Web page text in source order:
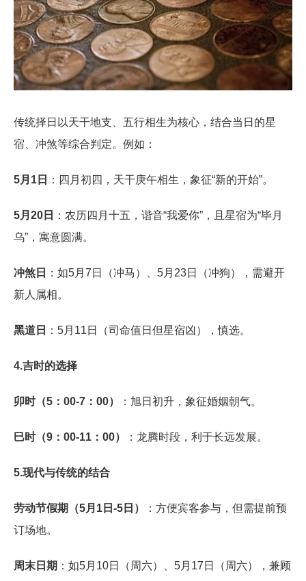
传统择日以天干地支、五行相生为核心，结合当日的星
宿、冲煞等综合判定。例如：
5月1日 ：四月初四，天干庚午相生，象征“新的开始”。
5月20日
：农历四月十五，谐音“我爱你”，且星宿为“毕月
乌”，寓意圆满。
冲煞日
：如5月7日（冲马）、5月23日（冲狗），需避开
新人属相。
黑道日 ：5月11日（司命值日但星宿凶），慎选。
4.吉时的选择
卯时（5：00-7：00） ：旭日初升，象征婚姻朝气。
巳时（9：00-11：00） ：龙腾时段，利于长远发展。
5.现代与传统的结合
劳动节假期（5月1日-5日）
：方便宾客参与，但需提前预
订场地。
周末日期 ：如5月10日（周六）、5月17日（周六），兼顾